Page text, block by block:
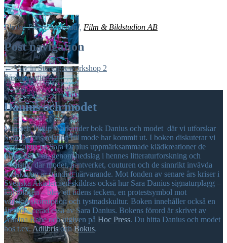
Photo: Pierre Ledendal, Film & Bildstudion AB
Post navigation
←Väv in Stortoget workshop 2
Påskdraperier→
Danius och modet
Min och Philip Warkander bok Danius och modet där vi utforskar
Sara Danius relation till mode har kommit ut. I boken diskuterar vi
med fokus på Sara Danius uppmärksammade klädkreationer de
plagg hon bar, genom nedslag i hennes litteraturforskning och
essäistik, där modet, hantverket, couturen och de sinnrikt invävda
budskapen är ständigt närvarande. Mot fonden av senare års kriser i
Svenska Akademien skildras också hur Sara Danius signaturplagg –
knytblusen – blev ett tidens tecken, en protestsymbol mot
vänskapskorruption och tystnadskultur. Boken innehåller också en
återpublicerad essä av Sara Danius. Bokens förord är skrivet av
Annina Rabe och utgiven på Hoc Press. Du hitta Danius och modet
hos t.ex.Adlibris ochBokus.